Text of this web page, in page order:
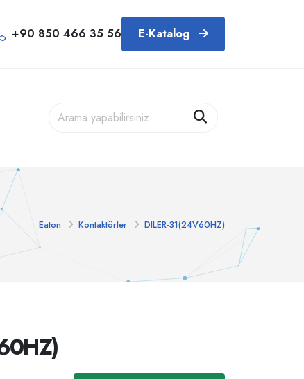
+90 850 466 35 56 E-Katalog
Eaton Kontaktörler DILER-31(24V60HZ)